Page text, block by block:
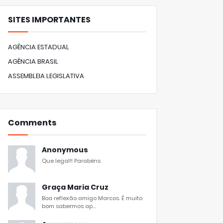
SITES IMPORTANTES
AGÊNCIA ESTADUAL
AGÊNCIA BRASIL
ASSEMBLEIA LEGISLATIVA
Comments
Anonymous
Que legal!! Parabéns
Graça Maria Cruz
Boa reflexão amigo Marcos. É muito
bom sabermos ap...